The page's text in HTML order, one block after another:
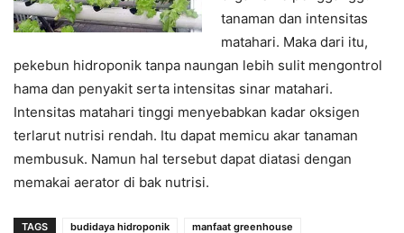
tanaman dan intensitas
matahari. Maka dari itu,
pekebun hidroponik tanpa naungan lebih sulit mengontrol
hama dan penyakit serta intensitas sinar matahari.
Intensitas matahari tinggi menyebabkan kadar oksigen
terlarut nutrisi rendah. Itu dapat memicu akar tanaman
membusuk. Namun hal tersebut dapat diatasi dengan
memakai aerator di bak nutrisi.
TAGS budidaya hidroponik
manfaat greenhouse